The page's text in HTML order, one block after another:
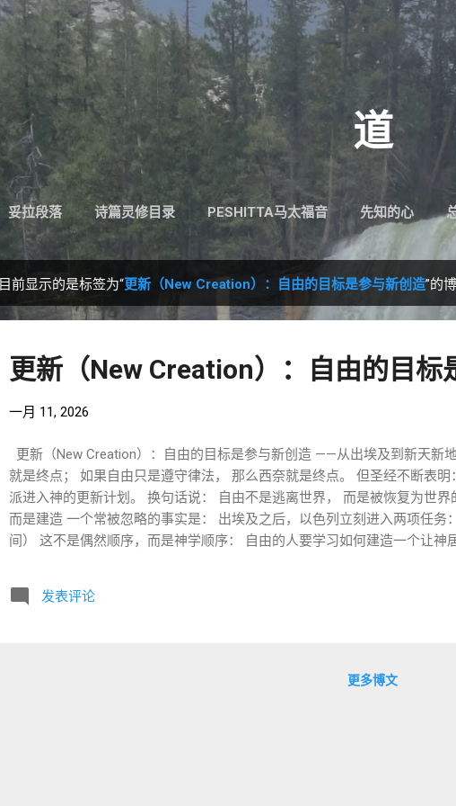
跳至主要内容
道
妥拉段落 诗篇灵修目录 PESHITTA马太福音 先知的心
目前显示的是标签为“更新（New Creation）：自由的目标是参与新创造”的
更新（New Creation）：自由的目标
一月 11, 2026
更新（New Creation）：自由的目标是参与新创造 ——从出埃及到新天新
就是终点； 如果自由只是遵守律法， 那么西奈就是终点。 但圣经不断表明
派进入神的更新计划。 换句话说： 自由不是逃离世界， 而是被恢复为世界
而是建造 一个常被忽略的事实是： 出埃及之后，以色列立刻进入两项任务
间） 这不是偶然顺序，而是神学顺序： 自由的人要学习如何建造一个让神
归我作祭司的国度，圣洁的国民。”（出 19:6） 这不是地位称号，而是功
约不断用出埃及模式来讲述救赎： 出埃及 新约 逾越节 耶稣的死 过红海 洗
进一步推进到一个更大的图景： 不只是民族更新，而是 受造界的更新 。
发表评论
更多博文